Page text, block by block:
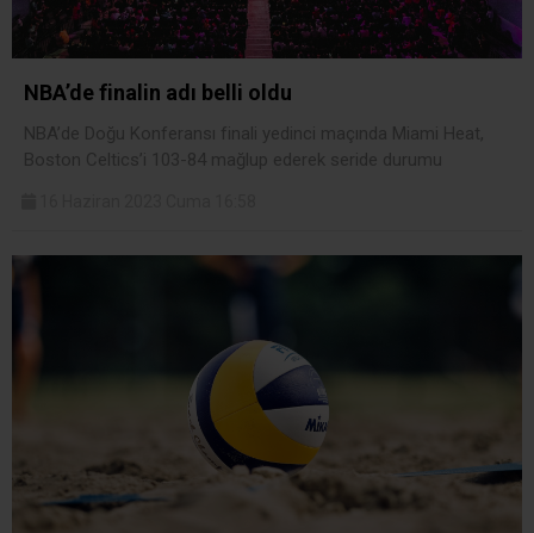
NBA’de finalin adı belli oldu
NBA’de Doğu Konferansı finali yedinci maçında Miami Heat,
Boston Celtics’i 103-84 mağlup ederek seride durumu